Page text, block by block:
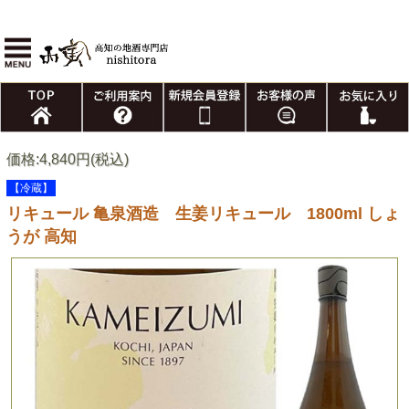
価格:4,840円(税込)
【冷蔵】
リキュール 亀泉酒造 生姜リキュール 1800ml しょ
うが 高知